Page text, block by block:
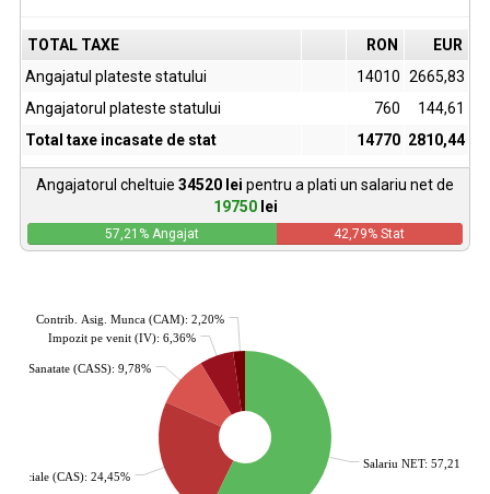
TOTAL TAXE RON
EUR
Angajatul plateste statului
14010 2665,83
Angajatorul plateste statului
760
144,61
Total taxe incasate de stat
14770 2810,44
Angajatorul cheltuie 34520 lei pentru a plati un salariu net de
19750 lei
57,21 % Angajat 42,79% Stat
Salariu NET: 57,21%
Sociale (CAS): 24,45%
Sanatate (CASS): 9,78%
Impozit pe venit (IV): 6,36%
Contrib. Asig. Munca (CAM): 2,20%